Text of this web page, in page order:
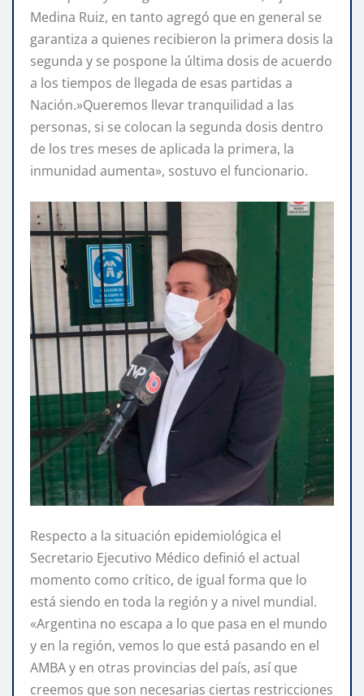
Medina Ruiz, en tanto agregó que en general se
garantiza a quienes recibieron la primera dosis la
segunda y se pospone la última dosis de acuerdo
a los tiempos de llegada de esas partidas a
Nación.»Queremos llevar tranquilidad a las
personas, si se colocan la segunda dosis dentro
de los tres meses de aplicada la primera, la
inmunidad aumenta», sostuvo el funcionario.
Respecto a la situación epidemiológica el
Secretario Ejecutivo Médico definió el actual
momento como crítico, de igual forma que lo
está siendo en toda la región y a nivel mundial.
«Argentina no escapa a lo que pasa en el mundo
y en la región, vemos lo que está pasando en el
AMBA y en otras provincias del país, así que
creemos que son necesarias ciertas restricciones